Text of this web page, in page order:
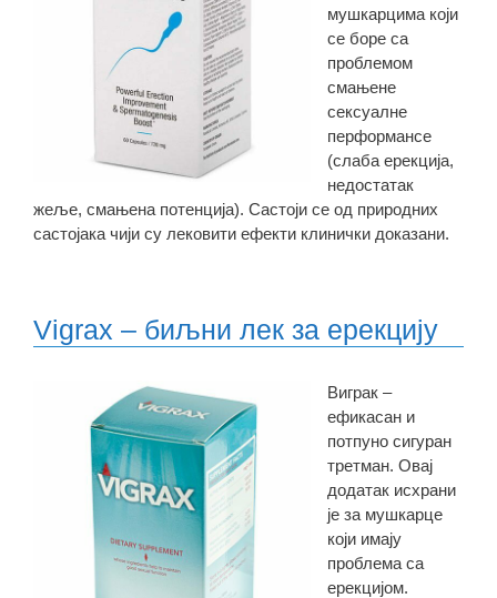
мушкарцима који
се боре са
проблемом
смањене
сексуалне
перформансе
(слаба ерекција,
недостатак
жеље, смањена потенција). Састоји се од природних
састојака чији су лековити ефекти клинички доказани.
Vigrax – биљни лек за ерекцију
Виграк –
ефикасан и
потпуно сигуран
третман. Овај
додатак исхрани
је за мушкарце
који имају
проблема са
ерекцијом.